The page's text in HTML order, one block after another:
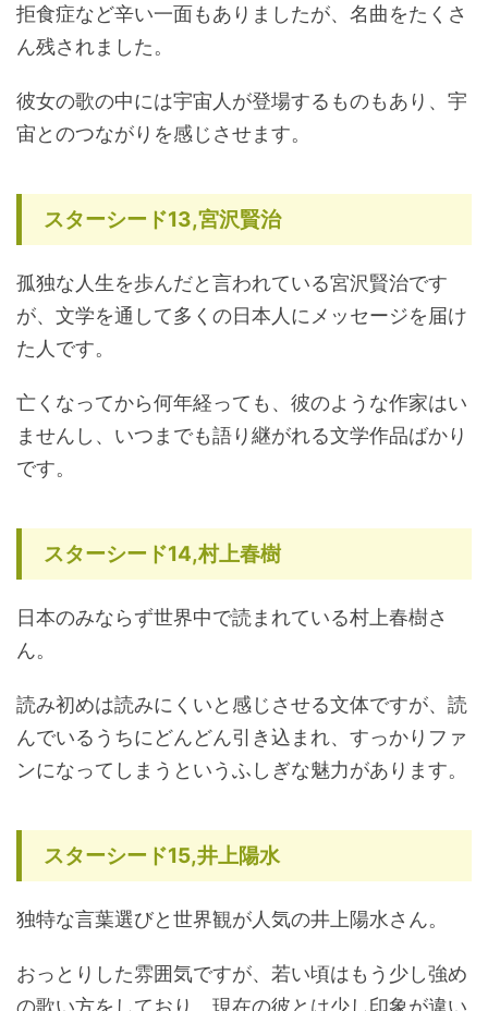
拒食症など辛い一面もありましたが、名曲をたくさ
ん残されました。
彼女の歌の中には宇宙人が登場するものもあり、宇
宙とのつながりを感じさせます。
スターシード13,宮沢賢治
孤独な人生を歩んだと言われている宮沢賢治です
が、文学を通して多くの日本人にメッセージを届け
た人です。
亡くなってから何年経っても、彼のような作家はい
ませんし、いつまでも語り継がれる文学作品ばかり
です。
スターシード14,村上春樹
日本のみならず世界中で読まれている村上春樹さ
ん。
読み初めは読みにくいと感じさせる文体ですが、読
んでいるうちにどんどん引き込まれ、すっかりファ
ンになってしまうというふしぎな魅力があります。
スターシード15,井上陽水
独特な言葉選びと世界観が人気の井上陽水さん。
おっとりした雰囲気ですが、若い頃はもう少し強め
の歌い方をしており、現在の彼とは少し印象が違い